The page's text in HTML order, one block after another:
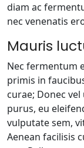
diam ac
nec venenatis
Mauris
Nec fermentum
primis in
curae; Donec
purus, eu
vulputate sem,
Aenean facilisis